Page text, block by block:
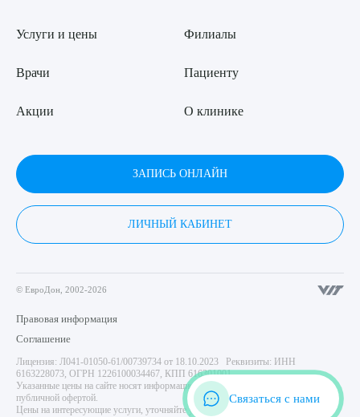
Услуги и цены
Врачи
Акции
Филиалы
Пациенту
О клинике
ЗАПИСЬ ОНЛАЙН
ЛИЧНЫЙ КАБИНЕТ
© ЕвроДон, 2002-2026
Правовая информация
Соглашение
Лицензия: Л041-01050-61/00739734 от 18.10.2023 Реквизиты: ИНН
6163228073, ОГРН 1226100034467, КПП 616301001
Указанные цены на сайте носят информационный характер и не являются
публичной офертой.
Цены на интересующие услуги, уточняйте у администратора центра. Имеются
Связаться с нами